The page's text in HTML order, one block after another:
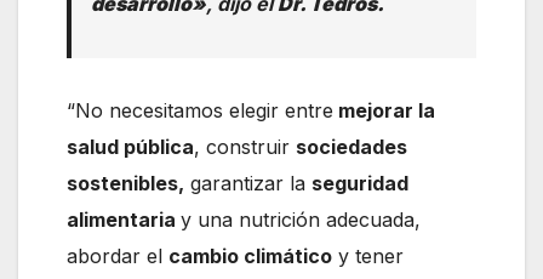
“No necesitamos elegir entre mejorar la
salud pública, construir sociedades
sostenibles, garantizar la seguridad
alimentaria y una nutrición adecuada,
abordar el cambio climático y tener